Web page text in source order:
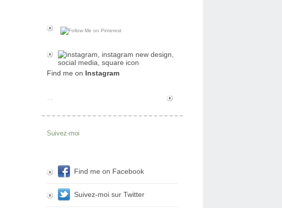
Find me on Instagram
Suivez-moi
Find me on Facebook
Suivez-moi sur Twitter